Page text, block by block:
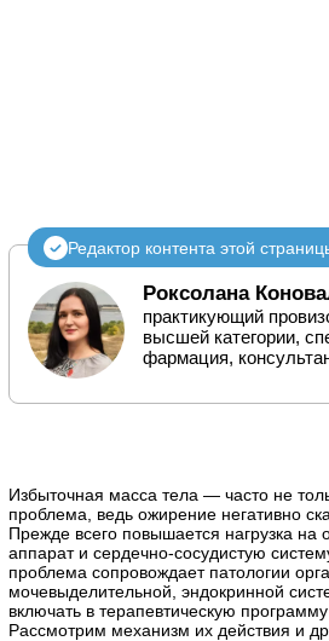
Редактор контента этой
Роксолана
практикующий
высшей категории,
фармация,
Избыточная масса тела — часто не
проблема, ведь ожирение негативно
Прежде всего повышается нагрузка на
аппарат и сердечно-сосудистую
проблема сопровождает патологии
мочевыделительной, эндокринной
включать в терапевтическую
Рассмотрим механизм их действия и